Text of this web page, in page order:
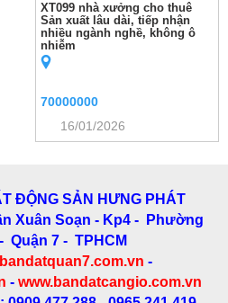
XT099 nhà xưởng cho thuê
Sản xuất lâu dài, tiếp nhận
nhiều ngành nghề, không ô
nhiễm
70000000
16/01/2026
ĐỘNG SẢN HƯNG PHÁT
Xuân Soạn - Kp4 - Phường
Quận 7 - TPHCM
-
- www.bandatcangio.com.vn